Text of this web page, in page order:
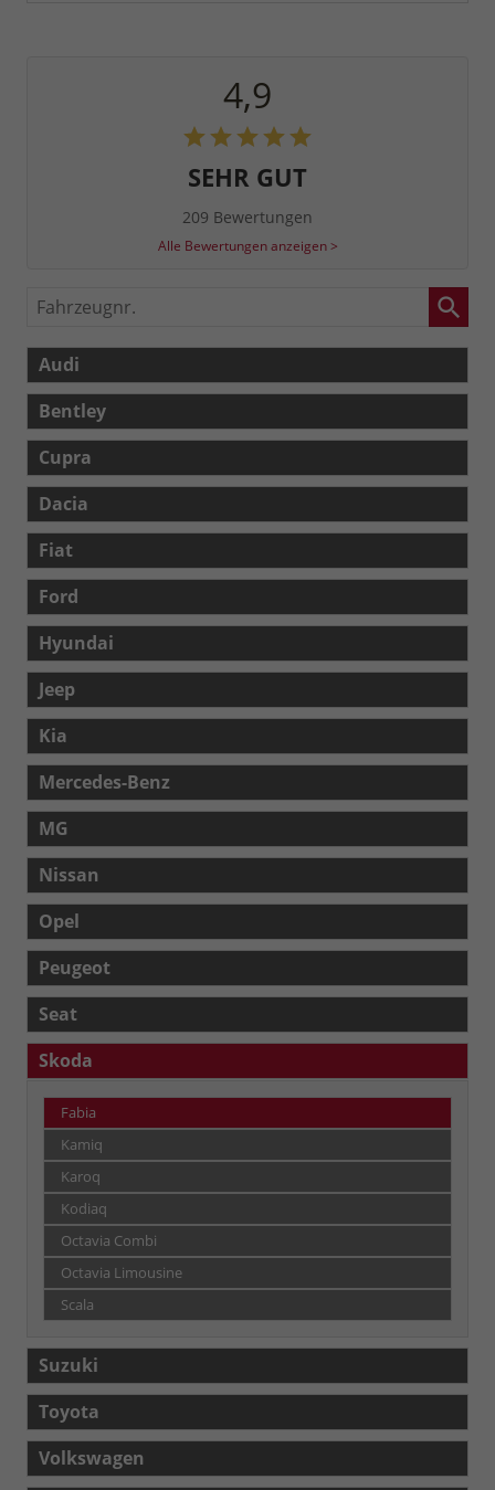
4,9
SEHR GUT
209 Bewertungen
Alle Bewertungen anzeigen >
Fahrzeugnr.
Audi
Bentley
Cupra
Dacia
Fiat
Ford
Hyundai
Jeep
Kia
Mercedes-Benz
MG
Nissan
Opel
Peugeot
Seat
Skoda
Fabia
Kamiq
Karoq
Kodiaq
Octavia Combi
Octavia Limousine
Scala
Suzuki
Toyota
Volkswagen